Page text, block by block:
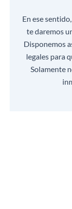
En ese
te daremos
Disponemos
legales para
Solamente